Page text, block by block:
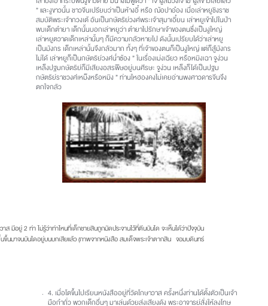
เล่าปังเอากระบี่ฟันงูขาวตาย มีนางไม้พูดว่า “ เจ้างูสีม่วงเจ้าฆ่างูสีขาวเสียแล้ว
” และงูขาวนั้น ชาวจีนเปรียบว่าเป็นห้างอี๋ หรือ ฌ้อปาอ๋อง เมื่อเล่าหยูชิงราช
สมบัติพระเจ้ากวงเต้ อันเป็นกษัตริย์วงศ์พระเจ้าสุมาเอี๋ยน เล่าหยูเข้าไปในป่า
พบเด็กตำยา เด็กนั้นบอกเล่าหยูว่า ตำยาไปรักษาเจ้าของตนซึ่งเป็นงูใหญ่
เล่าหยูตวาดเด็กเหล่านั้นๆ ก็มีความกลัวหายไป ดังนั้นเปรียบได้ว่าเล่าหยู
เป็นมังกร เด็กเหล่านั้นจึงกลัวมาก ทั้งๆ ที่เจ้าของตนก็เป็นงูใหญ่ แต่ก็สู้มังกร
ไม่ได้ เล่าหยูก็เป็นกษัตริย์วงศ์น่ำซ้อง ” ในเรื่องเม่งเฉียว หรือหมิงเฉา จูง่วน
เหล็งปฐมกษัตริย์ก็มีเสียงอสรพิษอยู่บนศีรษะ จูง่วน เหล็งก็ได้เป็นปฐม
กษัตริย์ราชวงศ์เหม็งหรือหมิง ” ท่านไหฮองคงไม่เคยอ่านพงศาวดารจีนจึง
ตกใจกลัว
าส มีอยู่ 2 ท่า ไม่รู้ว่าท่าไหนที่เด็กชายสินถูกมัดประจานไว้ที่ตีนบันได จะเห็นได้ว่าปัจจุบัน
ขึ้นมาจนบันไดอยู่บนบกเสียแล้ว (ภาพจากหนังสือ สมเด็จพระเจ้าตากสิน จอมบดินทร์
4. เมื่อโตขึ้นไปเรียนหนังสืออยู่ที่วัดโกษาวาส ครั้งหนึ่งท่านได้ตั้งตัวเป็นเจ้า
มือกำถั่ว พวกเด็กอื่นๆ มาเล่นด้วยส่งเสียงดัง พระอาจารย์สั่งให้ลงโทษ